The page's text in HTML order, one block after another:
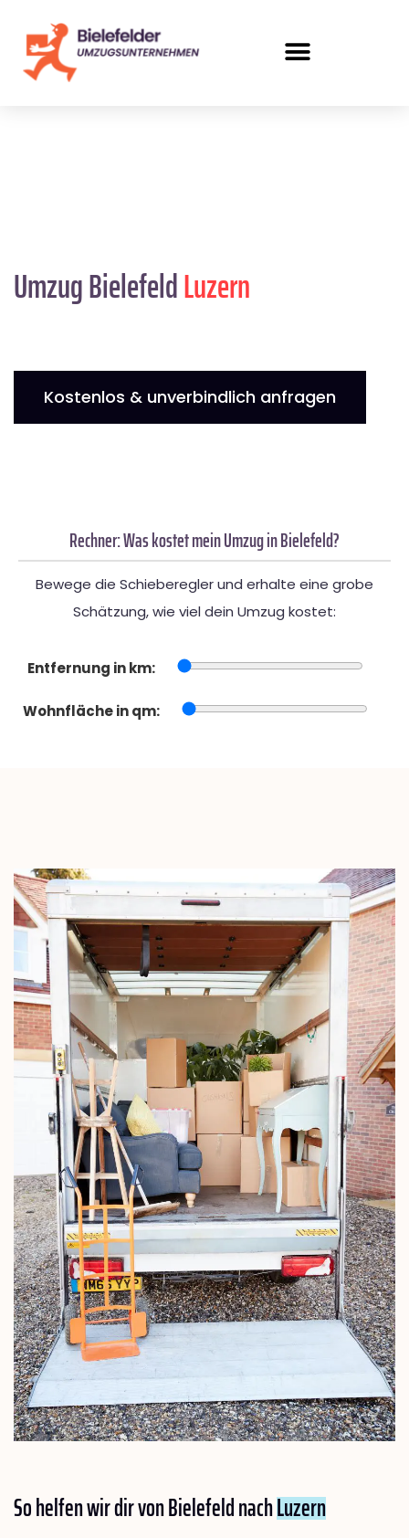
Umzug BielefeldLuzern
Kostenlos & unverbindlich anfragen
Rechner: Was kostet mein Umzug in Bielefeld?
Bewege die Schieberegler und erhalte eine grobe
Schätzung, wie viel dein Umzug kostet:
Entfernung in km:
Wohnfläche in qm:
So helfen wir dir von Bielefeld nachLuzern